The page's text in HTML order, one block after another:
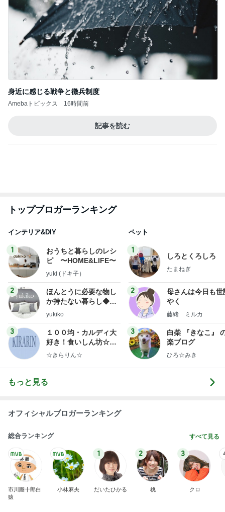
身近に感じる戦争と徴兵制度
Amebaトピックス 16時間前
記事を読む
トップブロガーランキング
インテリア&DIY
1
おうちと暮らしのレシ
ピ 〜HOME&LIFE〜
yuki (ドキ子）
2
ほんとうに必要な物し
か持たない暮らし◆Ke
ep Life Simple◆〜イ
yukiko
3
１００均・カルディ大
好き！食いしん坊☆き
らりん☆のブログ
☆きらりん☆
ペット
1
しろとくろしろ
たまねぎ
2
母さんは今日も世
やく
藤緒 ミルカ
3
白柴 『きなこ』
楽ブログ
ひろ☆みき
もっと見る
オフィシャルブロガーランキング
総合ランキング すべて見る
市川團十郎白
猿
小林麻央
1
だいたひかる
2
桃
3
クロ